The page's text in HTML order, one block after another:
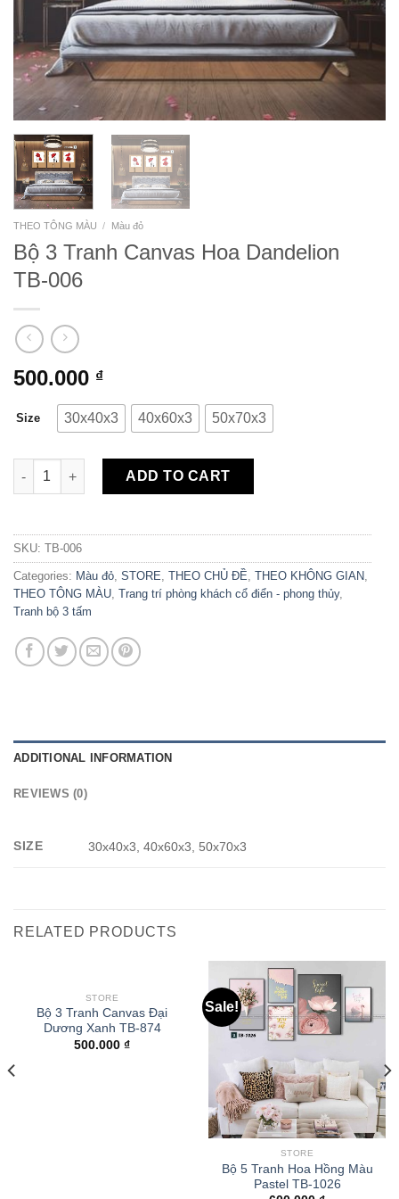
THEO TÔNG MÀU / Màu đỏ
Bộ 3 Tranh Canvas Hoa Dandelion
TB-006
500.000 ₫
Size 30x40x3 40x60x3 50x70x3
Bộ 3 Tranh Canvas Hoa Dandelion TB-006 quantity
ADD TO CART
SKU: TB-006
Categories: Màu đỏ, STORE, THEO CHỦ ĐỀ, THEO KHÔNG GIAN,
THEO TÔNG MÀU, Trang trí phòng khách cổ điển - phong thủy,
Tranh bộ 3 tấm
ADDITIONAL INFORMATION
REVIEWS (0)
SIZE 30x40x3, 40x60x3, 50x70x3
RELATED PRODUCTS
STORE
Bộ 3 Tranh Canvas Đại
Dương Xanh TB-874
500.000 ₫
Sale!
STORE
Bộ 5 Tranh Hoa Hồng Màu
Pastel TB-1026